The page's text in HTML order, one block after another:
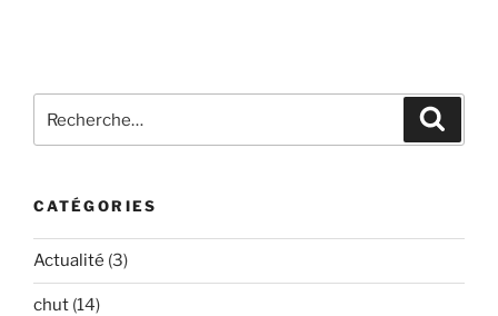
pour
CATÉGORIES
Actualité (3)
chut (14)